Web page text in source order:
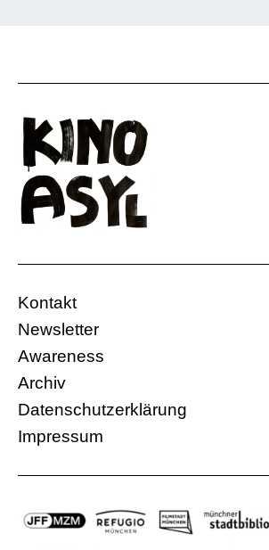
Kontakt
Newsletter
Awareness
Archiv
Datenschutzerklärung
Impressum